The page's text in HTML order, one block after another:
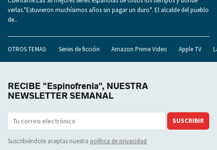
verlas."Estuvieron muchísimos años sin pagar un duro". El alcalde del pueblo
de..
OTROS TEMAS: Series de ficción Amazon Prime Video Apple TV
RECIBE "Espinofrenia", NUESTRA
NEWSLETTER SEMANAL
SUSCRIBIR
Suscribiéndote aceptas nuestra política de privacidad